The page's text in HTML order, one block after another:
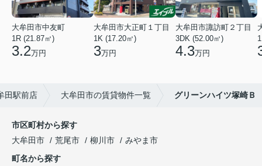
大牟田市中友町
1R (21.87㎡)
3.2万円
大牟田市大正町１丁目
1K (17.20㎡)
3万円
大牟田市諏訪町２丁目
3DK (52.00㎡)
4.3万円
田駅前店 大牟田市の賃貸物件一覧 グリーンハイツ塚崎Ｂ
市区町村から探す
大牟田市
荒尾市 柳川市
みやま市
町名から探す